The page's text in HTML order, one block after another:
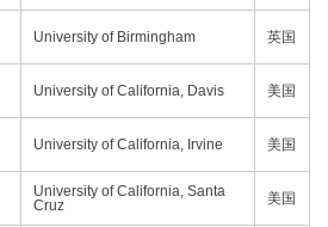
University of Birmingham 英国
University of California, Davis 美国
University of California, Irvine 美国
University of California, Santa
Cruz
美国